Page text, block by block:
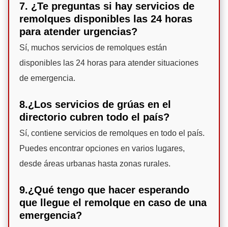
7. ¿Te preguntas si hay servicios de
remolques disponibles las 24 horas
para atender urgencias?
Sí, muchos servicios de remolques están
disponibles las 24 horas para atender situaciones
de emergencia.
8.¿Los servicios de grúas en el
directorio cubren todo el país?
Sí, contiene servicios de remolques en todo el país.
Puedes encontrar opciones en varios lugares,
desde áreas urbanas hasta zonas rurales.
9.¿Qué tengo que hacer esperando
que llegue el remolque en caso de una
emergencia?